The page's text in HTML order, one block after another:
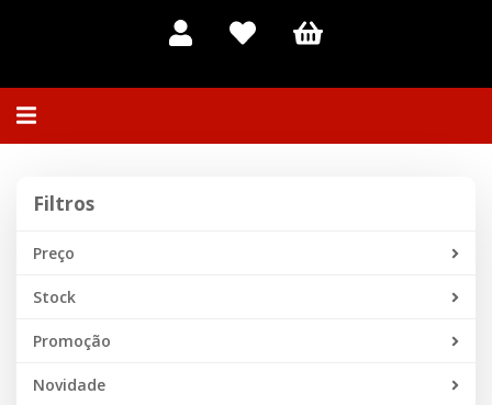
Alternar
Filtros
Preço
Stock
Promoção
Novidade